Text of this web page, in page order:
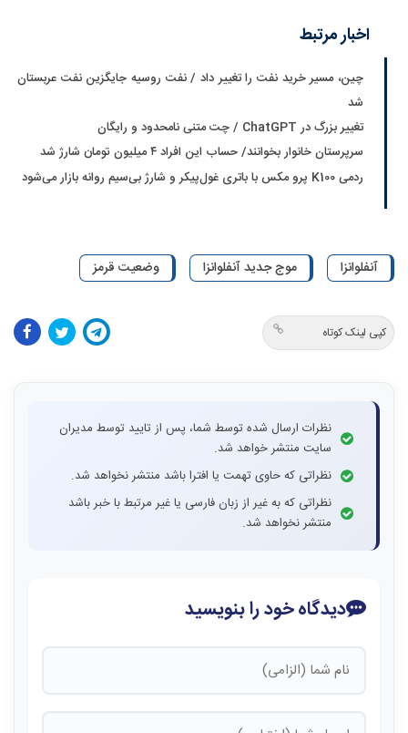
اخبار مرتبط
چین، مسیر خرید نفت را تغییر داد / نفت روسیه جایگزین نفت عربستان
شد
تغییر بزرگ در ChatGPT / چت متنی نامحدود و رایگان
سرپرستان خانوار بخوانند/ حساب این افراد ۴ میلیون تومان شارژ شد
ردمی K100 پرو مکس با باتری غول‌پیکر و شارژ بی‌سیم روانه بازار می‌شود
آنفلوانزا موج جدید آنفلوانزا وضعیت قرمز
کپی لینک کوتاه
نظرات ارسال شده توسط شما، پس از تایید توسط مدیران
سایت منتشر خواهد شد.
نظراتی که حاوی تهمت یا افترا باشد منتشر نخواهد شد.
نظراتی که به غیر از زبان فارسی یا غیر مرتبط با خبر باشد
منتشر نخواهد شد.
دیدگاه خود را بنویسید